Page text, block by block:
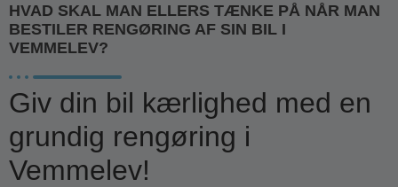
HVAD SKAL MAN ELLERS TÆNKE PÅ NÅR MAN
BESTILER RENGØRING AF SIN BIL I
VEMMELEV?
Giv din bil kærlighed med en
grundig rengøring i
Vemmelev!